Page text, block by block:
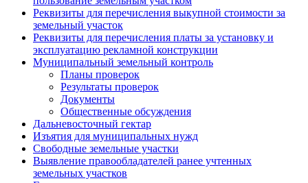
Реквизиты для перечисления выкупной стоимости за
земельный участок
Реквизиты для перечисления платы за установку и
эксплуатацию рекламной конструкции
Муниципальный земельный контроль
Планы проверок
Результаты проверок
Документы
Общественные обсуждения
Дальневосточный гектар
Изъятия для муниципальных нужд
Свободные земельные участки
Выявление правообладателей ранее учтенных
земельных участков